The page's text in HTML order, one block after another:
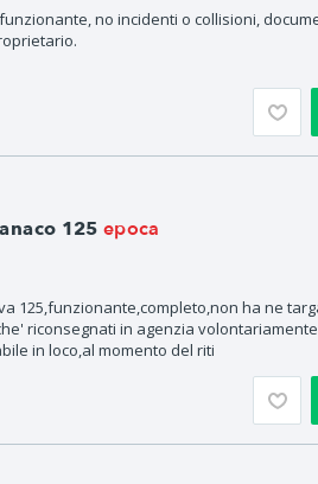
no incidenti o collisioni,
125 epoca
125,funzionante,completo,non ha ne
riconsegnati in agenzia
in loco,al momento del riti